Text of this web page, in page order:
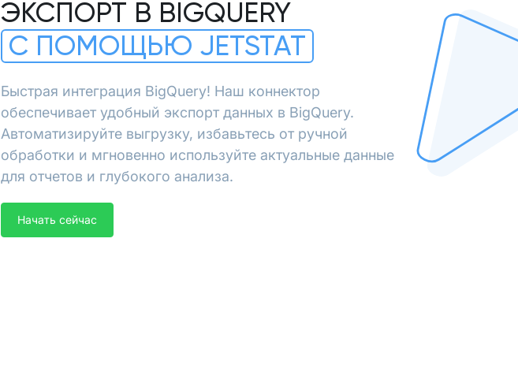
ЭКСПОРТ В BIGQUERY
С ПОМОЩЬЮ JETSTAT
Быстрая интеграция BigQuery! Наш коннектор
обеспечивает удобный экспорт данных в BigQuery.
Автоматизируйте выгрузку, избавьтесь от ручной
обработки и мгновенно используйте актуальные данные
для отчетов и глубокого анализа.
Начать сейчас